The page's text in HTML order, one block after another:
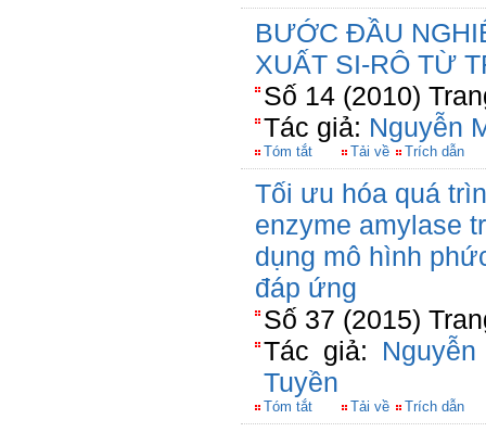
BƯỚC ĐẦU
XUẤT SI-RÔ TỪ
Số 14 (2010)
Tác giả: Nguyễn
Tóm tắt Tải về Trích dẫn
Tối ưu hóa quá
enzyme amylase
dụng mô hình
đáp ứng
Số 37 (2015)
Tác giả:
Tuyền
Tóm tắt Tải về Trích dẫn